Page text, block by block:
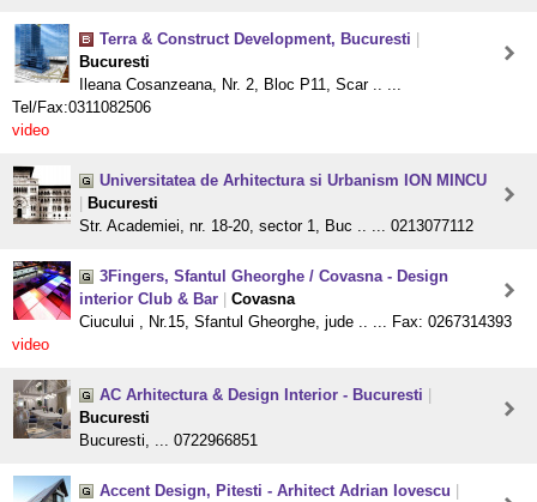
Terra & Construct Development, Bucuresti
Bucuresti
Ileana Cosanzeana, Nr. 2, Bloc P11, Scar .. ...
Tel/Fax:0311082506
video
Universitatea de Arhitectura si Urbanism ION MINCU
Bucuresti
Str. Academiei, nr. 18-20, sector 1, Buc .. ... 0213077112
3Fingers, Sfantul Gheorghe / Covasna - Design
interior Club & Bar
Covasna
Ciucului , Nr.15, Sfantul Gheorghe, jude .. ... Fax: 0267314393
video
AC Arhitectura & Design Interior - Bucuresti
Bucuresti
Bucuresti, ... 0722966851
Accent Design, Pitesti - Arhitect Adrian Iovescu